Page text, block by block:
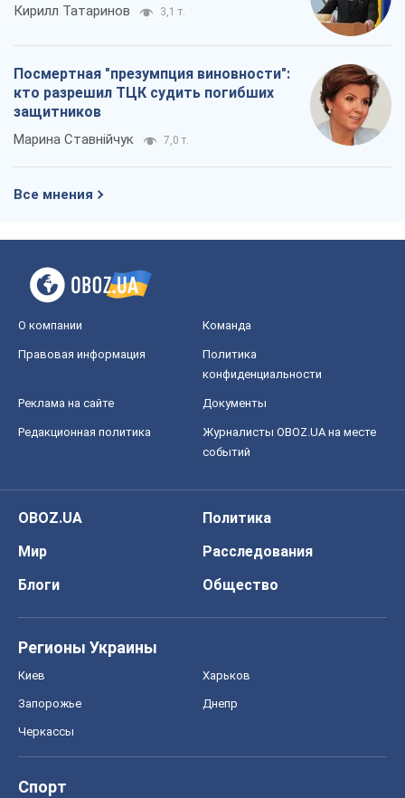
Кирилл Татаринов 3,1 т.
Посмертная "презумпция виновности":
кто разрешил ТЦК судить погибших
защитников
Марина Ставнійчук 7,0 т.
Все мнения
О компании Команда
Правовая информация
Политика
конфиденциальности
Реклама на сайте Документы
Редакционная политика
Журналисты OBOZ.UA на месте
событий
OBOZ.UA
Политика
Мир
Расследования
Блоги
Общество
Регионы Украины
Киев Харьков
Запорожье Днепр
Черкассы
Спорт